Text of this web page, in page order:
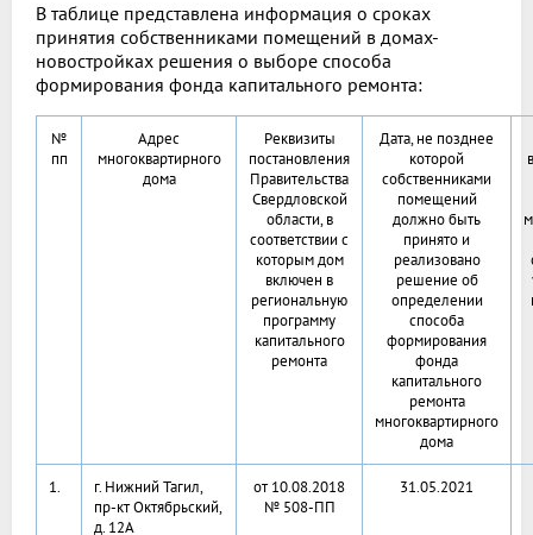
В таблице представлена информация о сроках
принятия собственниками помещений в домах-
новостройках решения о выборе способа
формирования фонда капитального ремонта:
№
пп
Адрес
многоквартирного
дома
Реквизиты
постановления
Правительства
Свердловской
области, в
соответствии с
которым дом
включен в
региональную
программу
капитального
ремонта
Дата, не позднее
которой
собственниками
помещений
должно быть
принято и
реализовано
решение об
определении
способа
формирования
фонда
капитального
ремонта
многоквартирного
дома
1.
г. Нижний Тагил,
пр-кт Октябрьский,
д. 12А
от 10.08.2018
№ 508-ПП
31.05.2021